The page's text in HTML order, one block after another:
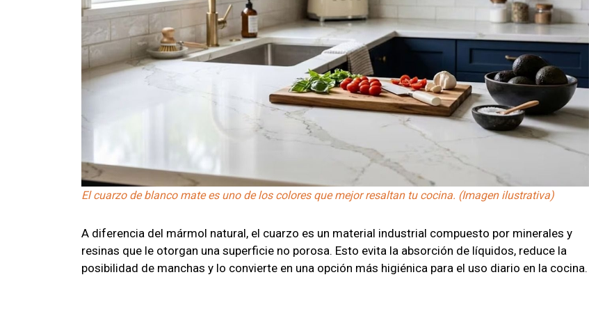
El cuarzo de blanco mate es uno de los colores que mejor resaltan tu cocina. (Imagen ilustrativa)
A diferencia del mármol natural, el cuarzo es un material industrial compuesto por minerales y
resinas que le otorgan una superficie no porosa. Esto evita la absorción de líquidos, reduce la
posibilidad de manchas y lo convierte en una opción más higiénica para el uso diario en la cocina.